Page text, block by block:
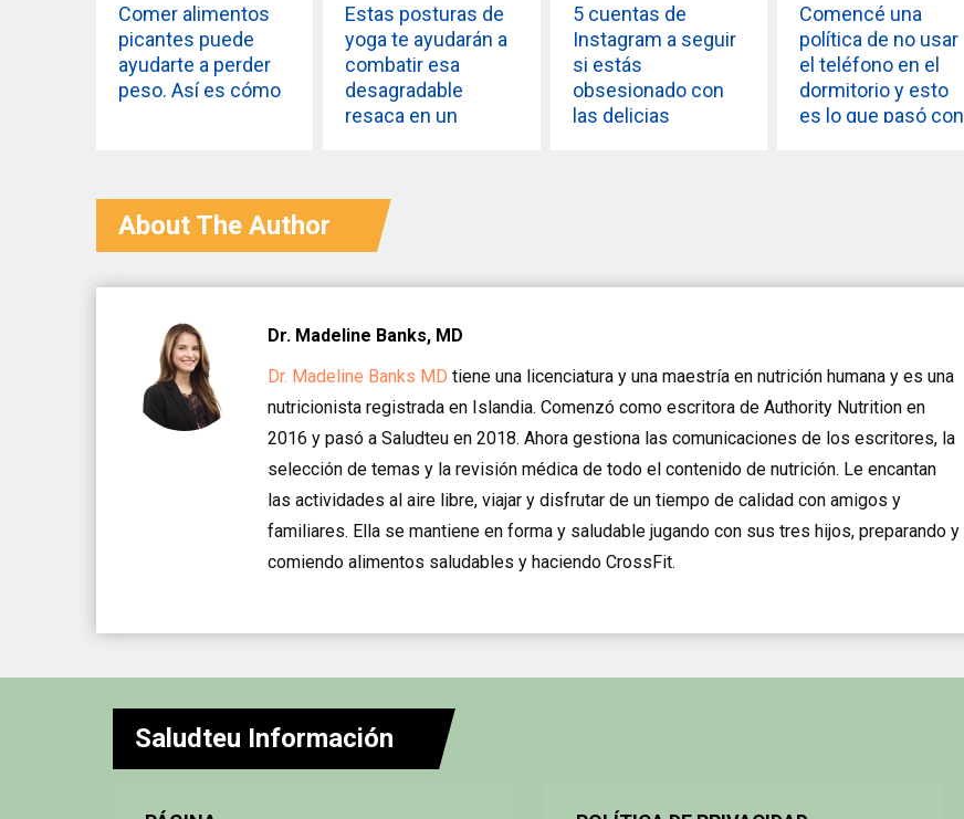
Comer alimentos
picantes puede
ayudarte a perder
peso. Así es cómo
Estas posturas de
yoga te ayudarán a
combatir esa
desagradable
resaca en un
5 cuentas de
Instagram a seguir
si estás
obsesionado con
las delicias
Comencé una
política de no usar
el teléfono en el
dormitorio y esto
es lo que pasó con
About The Author
Dr. Madeline Banks, MD
Dr. Madeline Banks MD tiene una licenciatura y una maestría en nutrición humana y es una
nutricionista registrada en Islandia. Comenzó como escritora de Authority Nutrition en
2016 y pasó a Saludteu en 2018. Ahora gestiona las comunicaciones de los escritores, la
selección de temas y la revisión médica de todo el contenido de nutrición. Le encantan
las actividades al aire libre, viajar y disfrutar de un tiempo de calidad con amigos y
familiares. Ella se mantiene en forma y saludable jugando con sus tres hijos, preparando y
comiendo alimentos saludables y haciendo CrossFit.
Saludteu Información